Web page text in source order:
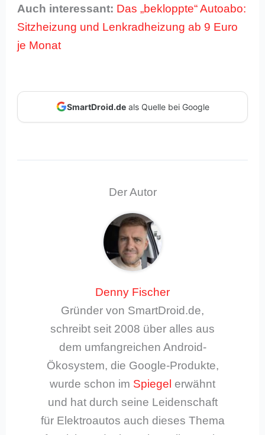
Auch interessant: Das „bekloppte“ Autoabo:
Sitzheizung und Lenkradheizung ab 9 Euro
je Monat
SmartDroid.deals Quelle bei Google
Der Autor
Denny Fischer
Gründer von SmartDroid.de,
schreibt seit 2008 über alles aus
dem umfangreichen Android-
Ökosystem, die Google-Produkte,
wurde schon im Spiegel erwähnt
und hat durch seine Leidenschaft
für Elektroautos auch dieses Thema